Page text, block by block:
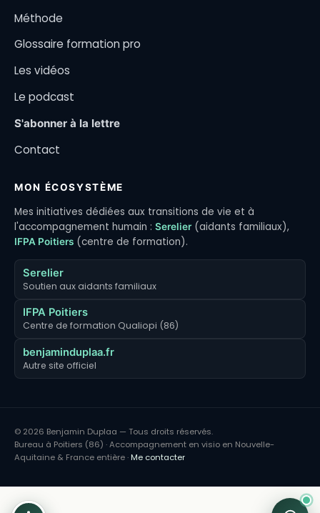
Méthode
Glossaire formation pro
Les vidéos
Le podcast
S'abonner à la lettre
Contact
MON ÉCOSYSTÈME
Mes initiatives dédiées aux transitions de vie et à
l'accompagnement humain : Serelier (aidants familiaux),
IFPA Poitiers (centre de formation).
Serelier
Soutien aux aidants familiaux
IFPA Poitiers
Centre de formation Qualiopi (86)
benjaminduplaa.fr
Autre site officiel
© 2026 Benjamin Duplaa — Tous droits réservés.
Bureau à Poitiers (86) · Accompagnement en visio en Nouvelle-
Aquitaine & France entière ·Me contacter